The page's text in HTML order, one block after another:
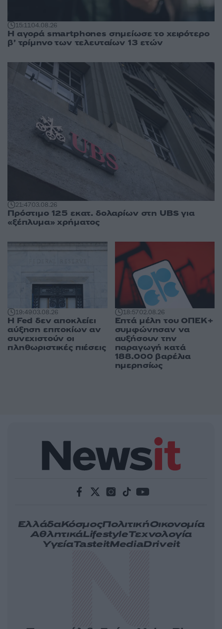
15:1104.08.26
Η αγορά smartphones σημείωσε το χειρότερο
β’ τρίμηνο των τελευταίων 13 ετών
21:4703.08.26
Πρόστιμο 125 εκατ. δολαρίων στη UBS για
«ξέπλυμα» χρήματος
19:4903.08.26
Η Fed δεν αποκλείει
αύξηση επιτοκίων αν
συνεχιστούν οι
πληθωριστικές πιέσεις
18:5702.08.26
Επτά μέλη του ΟΠΕΚ+
συμφώνησαν να
αυξήσουν την
παραγωγή κατά
188.000 βαρέλια
ημερησίως
ΕλλάδαΚόσμοςΠολιτικήΟικονομία
ΑθλητικάLifestyleΤεχνολογία
ΥγείαTasteitMediaDriveit